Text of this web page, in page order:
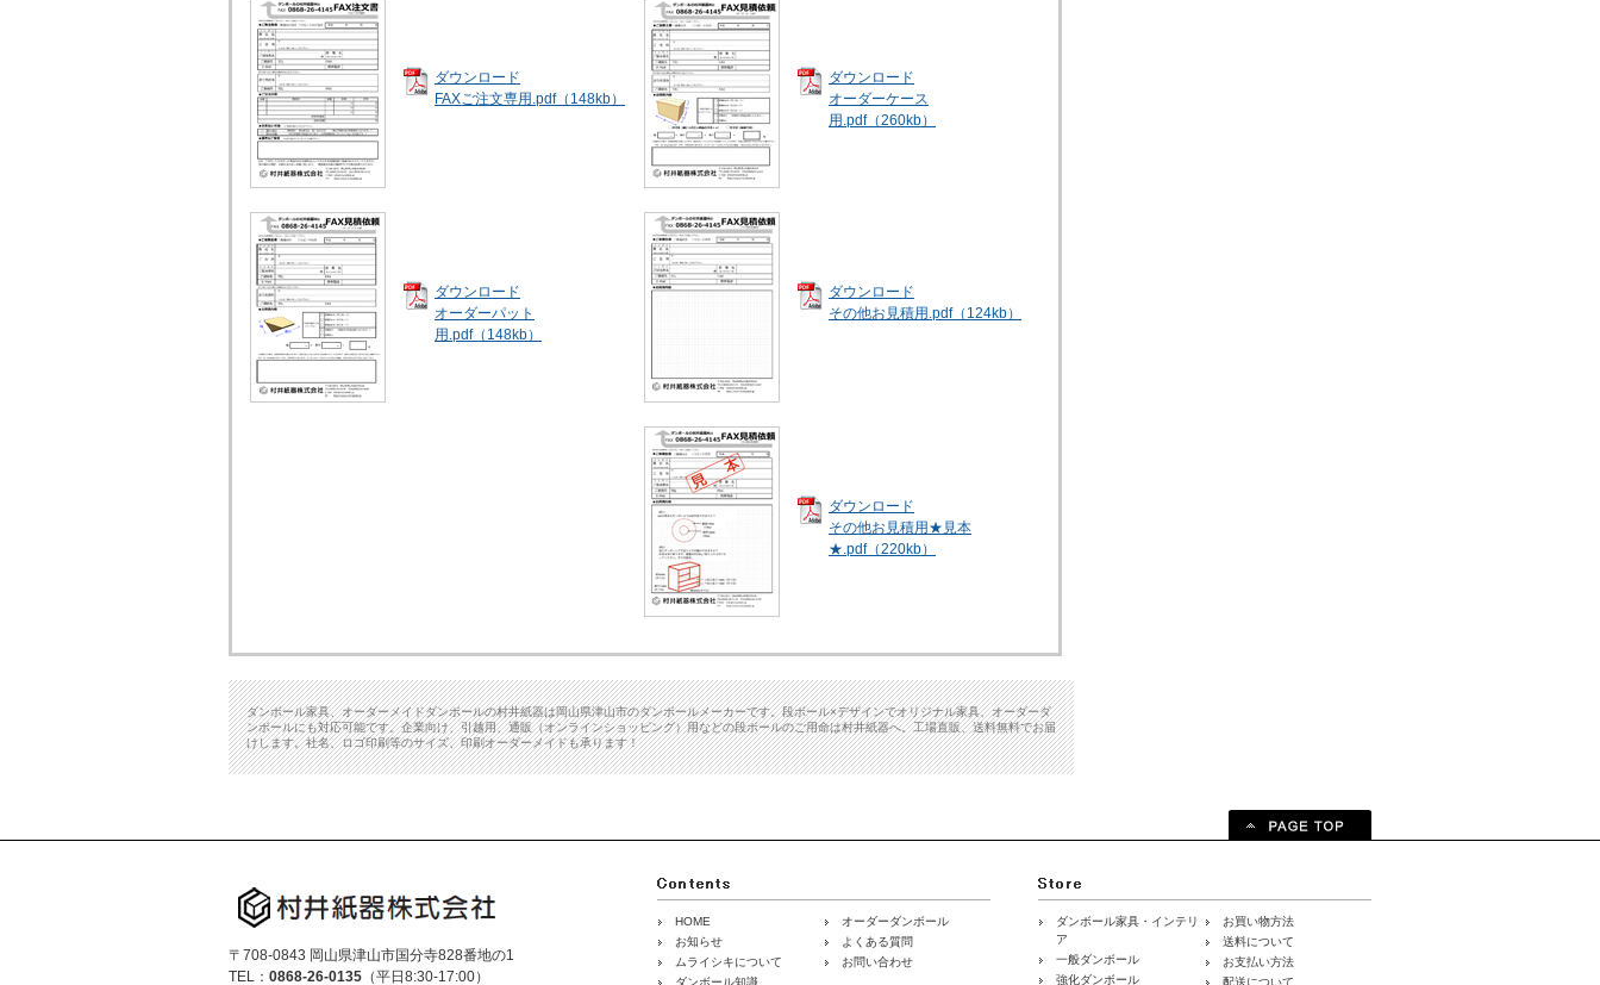
ダウンロード
FAXご注文専用.pdf（148kb）
ダウンロード
オーダーケース
用.pdf（260kb）
ダウンロード
オーダーパット
用.pdf（148kb）
ダウンロード
その他お見積用.pdf（124kb）
ダウンロード
その他お見積用★見本
★.pdf（220kb）
ダンボール家具、オーダーメイドダンボールの村井紙器は岡山県津山市のダンボールメーカーです。段ボール×デザインでオリジナル家具、オーダーダ
ンボールにも対応可能です。企業向け、引越用、通販（オンラインショッピング）用などの段ボールのご用命は村井紙器へ。工場直販、送料無料でお届
けします。社名、ロゴ印刷等のサイズ、印刷オーダーメイドも承ります！
〒708-0843 岡山県津山市国分寺828番地の1
TEL： 0868-26-0135 （平日8:30-17:00）
HOME
お知らせ
ムライシキについて
ダンボール知識
オーダーダンボール
よくある質問
お問い合わせ
ダンボール家具・インテリ
ア
一般ダンボール
強化ダンボール
お買い物方法
送料について
お支払い方法
配送について